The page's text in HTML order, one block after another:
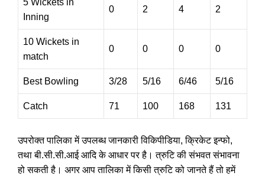
5 Wickets in
Inning
0 2 4 2
10 Wickets in
match
0 0 0 0
Best Bowling 3/28 5/16 6/46 5/16
Catch 71 100 168 131
उपरोक्त पालिका में उपलब्ध जानकारी विकिपीडिया, क्रिकेट इन्फो,
तथा बी.सी.सी.आई आदि के आधार पर है। त्रुटि की संभवत संभावना
हो सकती है। अगर आप तालिका में किसी त्रुटि को जानते हैं तो हमें